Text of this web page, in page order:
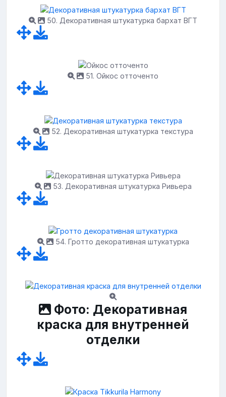
50. Декоративная штукатурка бархат ВГТ
51. Ойкос отточенто
52. Декоративная штукатурка текстура
53. Декоративная штукатурка Ривьера
54. Гротто декоративная штукатурка
Фото: Декоративная
краска для внутренней
отделки